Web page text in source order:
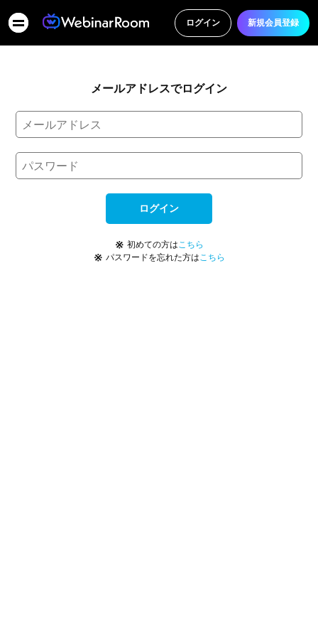
ログイン 新規会員登録
メールアドレスでログイン
ログイン
※ 初めての方は こちら
※ パスワードを忘れた方は こちら